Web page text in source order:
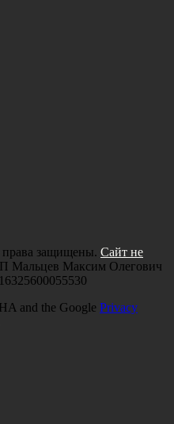
защищены. Сайт не
Мальцев Максим Олегович
and the Google Privacy